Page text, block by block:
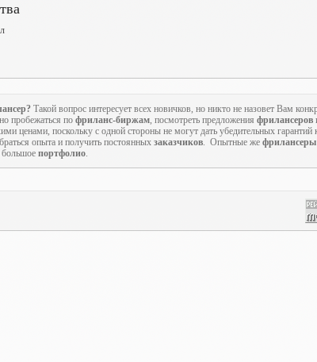
Такой вопрос интересует всех новичков, но никто не назовет Вам
пробежаться по фриланс-биржам, посмотреть предложения фрилансеров
ценами, поскольку с одной стороны не могут дать убедительных
опыта и получить постоянных заказчиков. Опытные же фрилансеры
портфолио.